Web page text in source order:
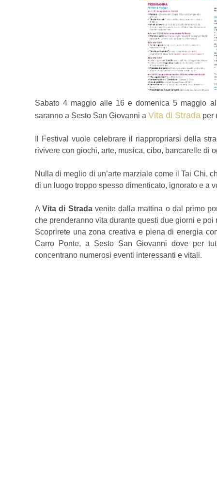
Sabato 4 maggio alle 16 e domenica 5 maggio
saranno a Sesto San Giovanni a Vita di Strada per
Il Festival vuole celebrare il riappropriarsi della
rivivere con giochi, arte, musica, cibo, bancarelle di
Nulla di meglio di un’arte marziale come il Tai Chi,
di un luogo troppo spesso dimenticato, ignorato e a
AVita di Stradavenite dalla mattina o dal primo
che prenderanno vita durante questi due giorni e
Scoprirete una zona creativa e piena di energia
Carro Ponte, a Sesto San Giovanni dove per
concentrano numerosi eventi interessanti e vitali.